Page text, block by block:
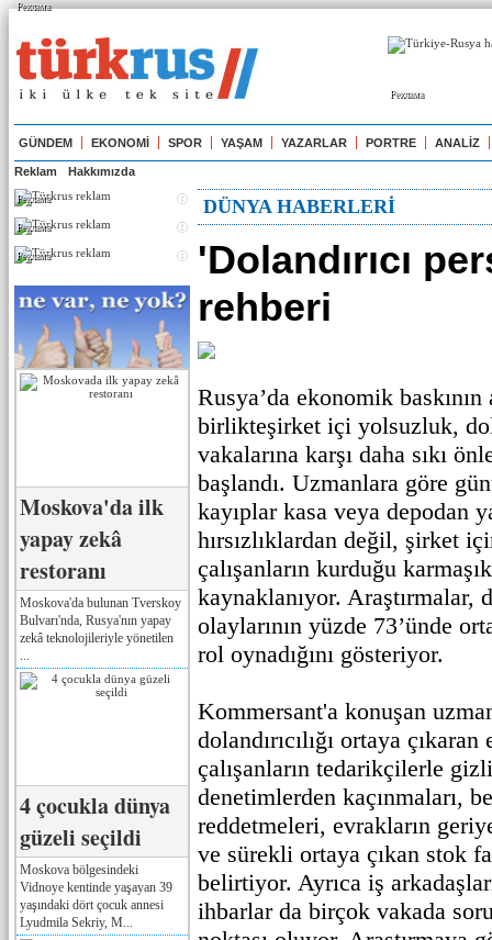
Реклама
Реклама
GÜNDEM EKONOMİ SPOR YAŞAM YAZARLAR PORTRE ANALİZ
Reklam Hakkımızda
Реклама
Реклама
Реклама
Moskova'da ilk
yapay zekâ
restoranı
Moskova'da bulunan Tverskoy
Bulvarı'nda, Rusya'nın yapay
zekâ teknolojileriyle yönetilen
4 çocukla dünya
güzeli seçildi
Moskova bölgesindeki
Vidnoye kentinde yaşayan 39
yaşındaki dört çocuk annesi
Lyudmila Sekriy, M...
DÜNYA HABERLERİ
'Dolandırıcı
rehberi
Rusya’da ekonomik baskının
birlikteşirket içi yolsuzluk,
vakalarına karşı daha sıkı
başlandı. Uzmanlara göre
kayıplar kasa veya depodan
hırsızlıklardan değil, şirket
çalışanların kurduğu
kaynaklanıyor. Araştırmalar,
olaylarının yüzde 73’ünde
rol oynadığını gösteriyor.
Kommersant'a konuşan
dolandırıcılığı ortaya
çalışanların tedarikçilerle
denetimlerden kaçınmaları,
reddetmeleri, evrakların
ve sürekli ortaya çıkan stok
belirtiyor. Ayrıca iş
ihbarlar da birçok vakada